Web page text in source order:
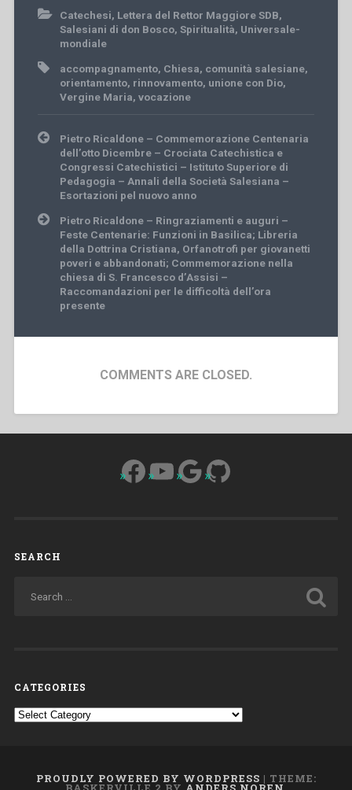
Catechesi, Lettera del Rettor Maggiore SDB,
Salesiani di don Bosco, Spiritualità, Universale-
mondiale
accompagnamento, Chiesa, comunità salesiane,
orientamento, rinnovamento, unione con Dio,
Vergine Maria, vocazione
Post
navigation
Pietro Ricaldone – Commemorazione Centenaria
dell’otto Dicembre – Crociata Catechistica e
Congressi Catechistici – Istituto Superiore di
Pedagogia – Annali della Società Salesiana –
Esortazioni pel nuovo anno
Pietro Ricaldone – Ringraziamenti e auguri –
Feste Centenarie: Funzioni in Basilica; Libreria
della Dottrina Cristiana, Orfanotrofi per giovanetti
poveri e abbandonati; Commemorazione nella
chiesa di S. Francesco d’Assisi –
Raccomandazioni per le difficoltà dell’ora
presente
COMMENTS ARE CLOSED.
Facebook
YouTube
Google
GitHub
SEARCH
CATEGORIES
Categories
PROUDLY POWERED BY WORDPRESS | THEME: